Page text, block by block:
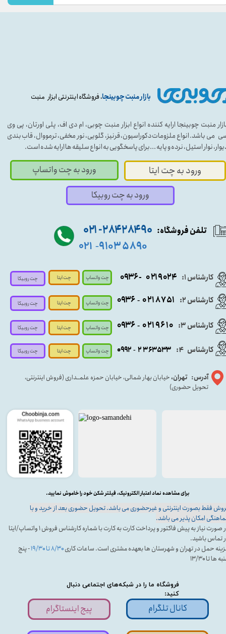
بازار منبت چوبینجا، فروشگاه اینترنتی ابزار منبت
فروشگاه ما را در شبکه‌های اجتماعی دنبال
کنید:
منبت چوبینجا ارایه کننده انواع ابزار منبت چوبی، ام دی اف، پلی اورتان، پی وی
می باشد. انواع ملزومات دکوراسیون، قرنیز، گلویی، نور مخفی، ترمووال، قاب بندی
نوار استیل، نرده و پایه ...برای پاسخگویی به انواع سلیقه ها ارایه شده است.
کارشناس ۱: ۰۲۱۹۰۲۴ - ۰۹۳۶
آدرس: تهران، خیابان بهار شمالی، خیابان حمزه علمــداری (فروش اینترنتی،
تحویل حضوری)
ورود به چت ایتا ورود به چت واتساپ
تلفن فروشگاه: ۹۰ ۲۸۴ ۲۸۴- ۰۲۱
۵۸۹۰ ۹۱۰۳ -۰۲۱
کارشناس ۳: ۰۲۱۹۶۱۰ -۰۹۳۶
فقط بصورت اینترنتی و غیرحضوری می باشد. تحویل حضوری بعد از خرید و با
امکان پذیر می باشد.
در صورت نیاز به پیش فاکتور و پرداخت کارت به کارت با شماره کارشناس فروش ۱ واتساپ/ایتا
تماس باشید.
حمل در تهران و شهرستان ها بعهده مشتری است. ساعات کاری۸/۳۰ تا ۱۹/۳۰
- پنج
ها تا ۱۳/۳۰
برای مشاهده نماد اعتبار الکترونیک، فیلتر شکن خود را خاموش نمایید.
پیج اینستاگرام کانال تلگرام
کارشناس ۲: ۰۲۱۸۷۵۱ - ۰۹۳۶
ورود به چت روبیکا
کارشناس 4
: ۲۳۶۳۵۳۳ - ۰۹۹۲
چت واتساپ
چت واتساپ
چت واتساپ
چت واتساپ
چت ایتا
چت ایتا
چت ایتا
چت ایتا
چت روبیکا
چت روبیکا
چت روبیکا
چت روبیکا